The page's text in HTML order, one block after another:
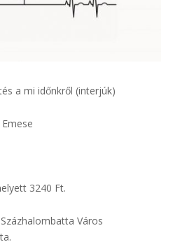
a mi időnkről (interjúk)
3240 Ft.
Város